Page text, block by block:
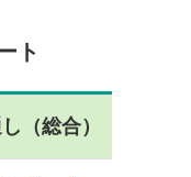
ト
（総合）